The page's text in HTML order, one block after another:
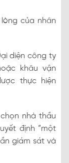
của nhân
diện công ty
khâu vận
thực hiện
nhà thầu
định “một
giám sát và